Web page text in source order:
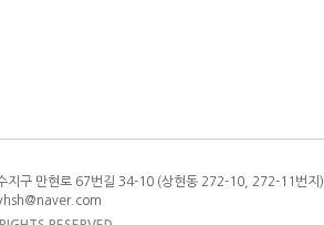
지구 만현로 67번길 34-10 (상현동 272-10, 272-11번지)